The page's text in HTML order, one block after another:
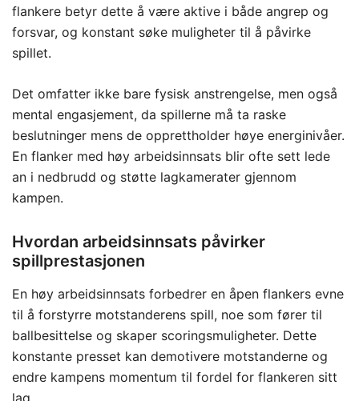
flankere betyr dette å være aktive i både angrep og
forsvar, og konstant søke muligheter til å påvirke
spillet.
Det omfatter ikke bare fysisk anstrengelse, men også
mental engasjement, da spillerne må ta raske
beslutninger mens de opprettholder høye energinivåer.
En flanker med høy arbeidsinnsats blir ofte sett lede
an i nedbrudd og støtte lagkamerater gjennom
kampen.
Hvordan arbeidsinnsats påvirker
spillprestasjonen
En høy arbeidsinnsats forbedrer en åpen flankers evne
til å forstyrre motstanderens spill, noe som fører til
ballbesittelse og skaper scoringsmuligheter. Dette
konstante presset kan demotivere motstanderne og
endre kampens momentum til fordel for flankeren sitt